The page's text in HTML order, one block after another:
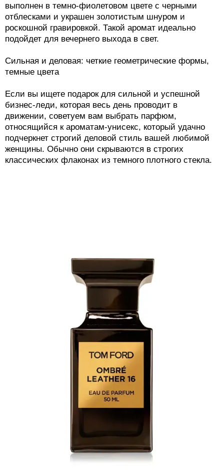
выполнен в темно-фиолетовом цвете с черными
отблесками и украшен золотистым шнуром и
роскошной гравировкой. Такой аромат идеально
подойдет для вечернего выхода в свет.
Сильная и деловая: четкие геометрические формы,
темные цвета
Если вы ищете подарок для сильной и успешной
бизнес-леди, которая весь день проводит в
движении, советуем вам выбрать парфюм,
относящийся к ароматам-унисекс, который удачно
подчеркнет строгий деловой стиль вашей любимой
женщины. Обычно они скрываются в строгих
классических флаконах из темного плотного стекла.